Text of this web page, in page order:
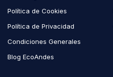
Política de Cookies
Política de Privacidad
Condiciones Generales
Blog EcoAndes